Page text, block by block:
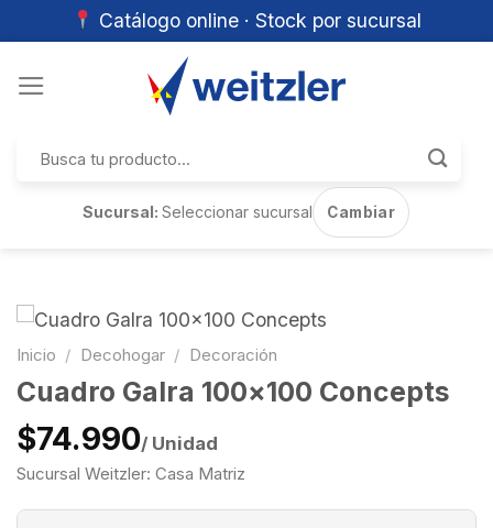
Catálogo online · Stock por sucursal
por:
Sucursal:Seleccionar sucursal Cambiar
Inicio / Decohogar / Decoración
Cuadro Galra 100×100 Concepts
$74.990/ Unidad
Sucursal Weitzler: Casa Matriz